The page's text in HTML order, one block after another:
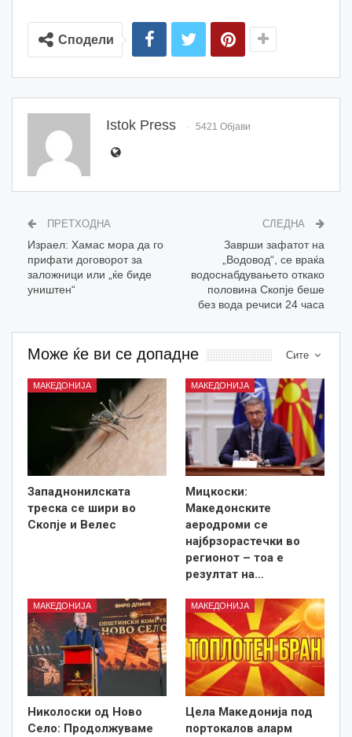
Сподели
Istok Press 5421 Објави
ПРЕТХОДНА
Израел: Хамас мора да го
прифати договорот за
заложници или „ќе биде
уништен“
СЛЕДНА
Заврши зафатот на
„Водовод“, се враќа
водоснабдувањето откако
половина Скопје беше
без вода речиси 24 часа
Сите
Може ќе ви се допадне
МАКЕДОНИЈА
Западнонилската
треска се шири во
Скопје и Велес
МАКЕДОНИЈА
Мицкоски:
Македонските
аеродроми се
најбрзорастечки во
регионот – тоа е
резултат на…
МАКЕДОНИЈА
Николоски од Ново
Село: Продолжуваме
МАКЕДОНИЈА
Цела Македонија под
портокалов аларм